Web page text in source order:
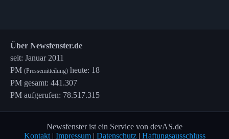
Über Newsfenster.de
seit: Januar 2011
PM (Pressemitteilung) heute: 18
PM gesamt: 441.307
PM aufgerufen: 78.517.315
Newsfenster ist ein Service von devAS.de
Kontakt| Impressum| Datenschutz| Haftungsausschluss